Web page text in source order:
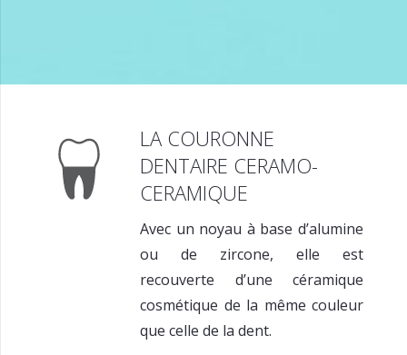
LA COURONNE
DENTAIRE CERAMO-
CERAMIQUE
Avec un noyau à base d’alumine
ou de zircone, elle est
recouverte d’une céramique
cosmétique de la même couleur
que celle de la dent.